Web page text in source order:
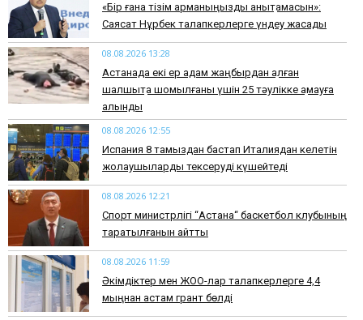
«Бір ғана тізім арманыңызды анықтамасын»:
Саясат Нұрбек талапкерлерге үндеу жасады
08.08.2026 13:28
Астанада екі ер адам жаңбырдан қалған
шалшықта шомылғаны үшін 25 тәулікке қамауға
алынды
08.08.2026 12:55
Испания 8 тамыздан бастап Италиядан келетін
жолаушыларды тексеруді күшейтеді
08.08.2026 12:21
Спорт министрлігі “Астана“ баскетбол клубының
таратылғанын айтты
08.08.2026 11:59
Әкімдіктер мен ЖОО-лар талапкерлерге 4,4
мыңнан астам грант бөлді